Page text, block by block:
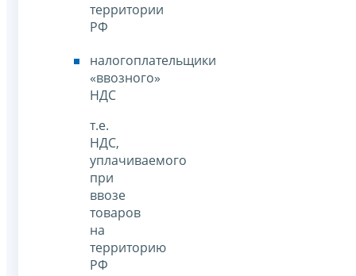
территории
РФ
налогоплательщики
«ввозного»
НДС
т.е.
НДС,
уплачиваемого
при
ввозе
товаров
на
территорию
РФ